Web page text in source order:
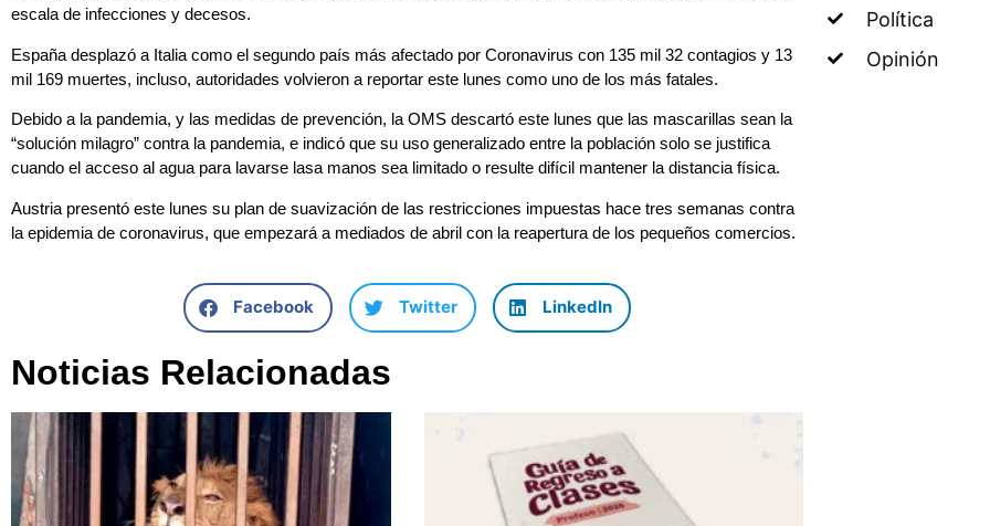
escala de infecciones y decesos.
España desplazó a Italia como el segundo país más afectado por Coronavirus con 135 mil 32 contagios y 13
mil 169 muertes, incluso, autoridades volvieron a reportar este lunes como uno de los más fatales.
Debido a la pandemia, y las medidas de prevención, la OMS descartó este lunes que las mascarillas sean la
“solución milagro” contra la pandemia, e indicó que su uso generalizado entre la población solo se justifica
cuando el acceso al agua para lavarse lasa manos sea limitado o resulte difícil mantener la distancia física.
Austria presentó este lunes su plan de suavización de las restricciones impuestas hace tres semanas contra
la epidemia de coronavirus, que empezará a mediados de abril con la reapertura de los pequeños comercios.
Facebook Twitter LinkedIn
Noticias Relacionadas
Política
Opinión